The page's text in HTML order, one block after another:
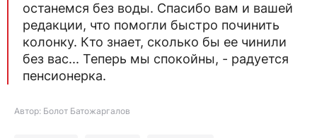
останемся без воды. Спасибо вам и вашей
редакции, что помогли быстро починить
колонку. Кто знает, сколько бы ее чинили
без вас... Теперь мы спокойны, - радуется
пенсионерка.
Автор: Болот Батожаргалов